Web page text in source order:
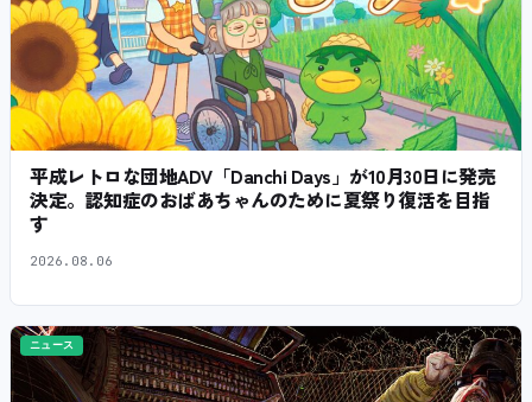
平成レトロな団地ADV「Danchi Days」が10月30日に発売
決定。認知症のおばあちゃんのために夏祭り復活を目指
す
2026.08.06
ニュース